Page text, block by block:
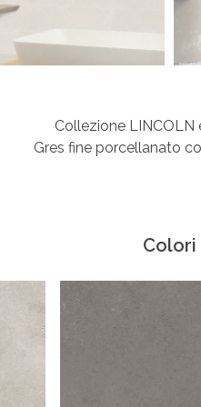
Collezione LINCOLN
Gres fine porcellanato
Colori